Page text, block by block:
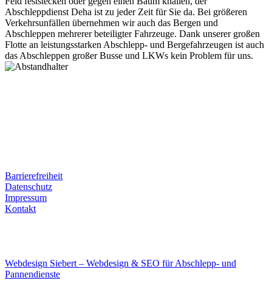
Abschleppdienst Deha ist zu jeder Zeit für Sie da. Bei größeren
Verkehrsunfällen übernehmen wir auch das Bergen und
Abschleppen mehrerer beteiligter Fahrzeuge. Dank unserer großen
Flotte an leistungsstarken Abschlepp- und Bergefahrzeugen ist auch
das Abschleppen großer Busse und LKWs kein Problem für uns.
Barrierefreiheit
Datenschutz
Impressum
Kontakt
Webdesign Siebert – Webdesign & SEO für Abschlepp- und
Pannendienste